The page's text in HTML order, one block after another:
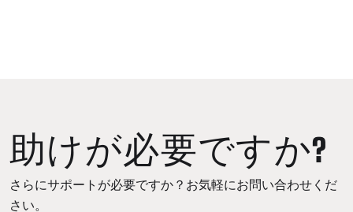
助けが必要ですか?
さらにサポートが必要ですか？お気軽にお問い合わせくだ
さい。